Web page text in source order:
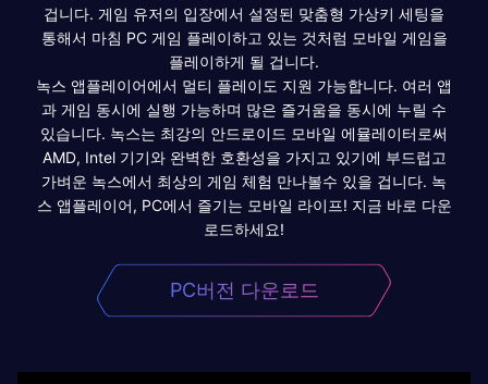
겁니다. 게임 유저의 입장에서 설정된 맞춤형 가상키 세팅을
통해서 마침 PC 게임 플레이하고 있는 것처럼 모바일 게임을
플레이하게 될 겁니다.
녹스 앱플레이어에서 멀티 플레이도 지원 가능합니다. 여러 앱
과 게임 동시에 실행 가능하며 많은 즐거움을 동시에 누릴 수
있습니다. 녹스는 최강의 안드로이드 모바일 에뮬레이터로써
AMD, Intel 기기와 완벽한 호환성을 가지고 있기에 부드럽고
가벼운 녹스에서 최상의 게임 체험 만나볼수 있을 겁니다. 녹
스 앱플레이어, PC에서 즐기는 모바일 라이프! 지금 바로 다운
로드하세요!
PC버전 다운로드